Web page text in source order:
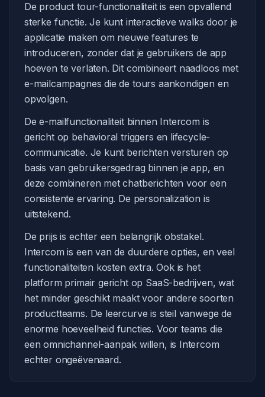
De product tour-functionaliteit is een opvallend
sterke functie. Je kunt interactieve walks door je
applicatie maken om nieuwe features te
introduceren, zonder dat je gebruikers de app
hoeven te verlaten. Dit combineert naadloos met
e-mailcampagnes die de tours aankondigen en
opvolgen.
De e-mailfunctionaliteit binnen Intercom is
gericht op behavioral triggers en lifecycle-
communicatie. Je kunt berichten versturen op
basis van gebruikersgedrag binnen je app, en
deze combineren met chatberichten voor een
consistente ervaring. De personalization is
uitstekend.
De prijs is echter een belangrijk obstakel.
Intercom is een van de duurdere opties, en veel
functionaliteiten kosten extra. Ook is het
platform primair gericht op SaaS-bedrijven, wat
het minder geschikt maakt voor andere soorten
productteams. De leercurve is steil vanwege de
enorme hoeveelheid functies. Voor teams die
een omnichannel-aanpak willen, is Intercom
echter ongeëvenaard.